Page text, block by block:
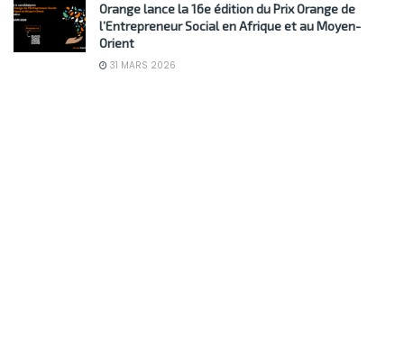
Orange lance la 16e édition du Prix Orange de
l’Entrepreneur Social en Afrique et au Moyen-
Orient
31 MARS 2026